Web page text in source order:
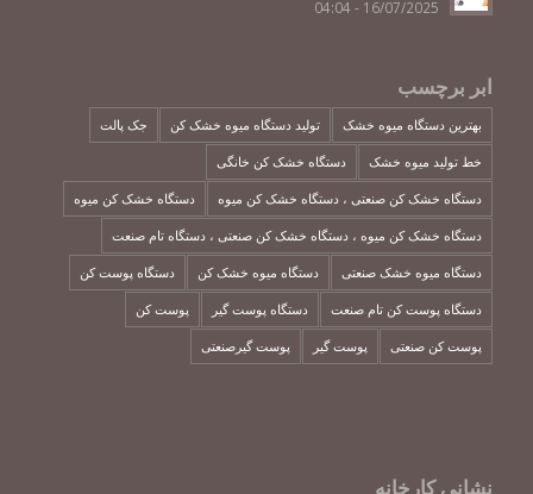
16/07/2025 - 04:04
ابر برچسب
بهترین دستگاه میوه خشک تولید دستگاه میوه خشک کن جک پالت
خط تولید میوه خشک دستگاه خشک کن خانگی
دستگاه خشک کن صنعتی ، دستگاه خشک کن میوه دستگاه خشک کن میوه
دستگاه خشک کن میوه ، دستگاه خشک کن صنعتی ، دستگاه تام صنعت
دستگاه میوه خشک صنعتی دستگاه میوه خشک کن دستگاه پوست کن
دستگاه پوست کن تام صنعت دستگاه پوست گیر پوست کن
پوست کن صنعتی پوست گیر پوست گیرصنعتی
نشانی کارخانه